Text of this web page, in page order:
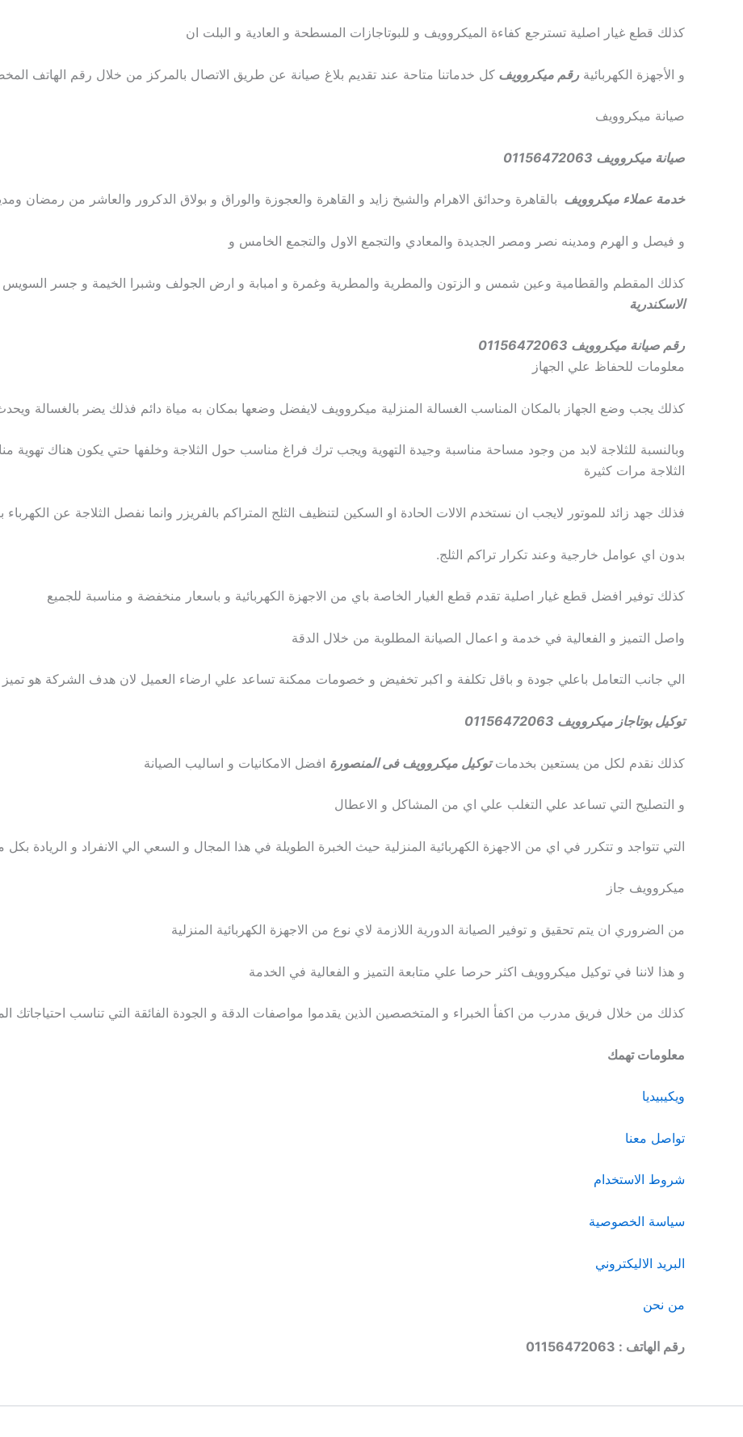
كذلك قطع غيار اصلية تسترجع كفاءة الميكروويف و للبوتاجازات المسطحة و العادية و البلت ان
و الأجهزة الكهربائية رقم ميكروويف كل خدماتنا متاحة عند تقديم بلاغ صيانة عن طريق الاتصال بالمركز من خلال رقم الهاتف
صيانة ميكروويف
صيانة ميكروويف 01156472063
خدمة عملاء ميكروويف بالقاهرة وحدائق الاهرام والشيخ زايد و القاهرة والعجوزة والوراق و بولاق الدكرور والعاشر من رمضان
و فيصل و الهرم ومدينه نصر ومصر الجديدة والمعادي والتجمع الاول والتجمع الخامس و
كذلك المقطم والقطامية وعين شمس و الزتون والمطرية والمطرية وغمرة و امبابة و ارض الجولف وشبرا الخيمة و جسر السويس
الاسكندرية
رقم صيانة ميكروويف 01156472063
معلومات للحفاظ علي الجهاز
كذلك يجب وضع الجهاز بالمكان المناسب الغسالة المنزلية ميكروويف لايفضل وضعها بمكان به مياة دائم فذلك يضر بالغسالة
وبالنسبة للثلاجة لابد من وجود مساحة مناسبة وجيدة التهوية ويجب ترك فراغ مناسب حول الثلاجة وخلفها حتي يكون هناك تهوية
الثلاجة مرات كثيرة
فذلك جهد زائد للموتور لايجب ان نستخدم الالات الحادة او السكين لتنظيف الثلج المتراكم بالفريزر وانما نفصل الثلاجة عن
بدون اي عوامل خارجية وعند تكرار تراكم الثلج.
كذلك توفير افضل قطع غيار اصلية تقدم قطع الغيار الخاصة باي من الاجهزة الكهربائية و باسعار منخفضة و مناسبة للجميع
واصل التميز و الفعالية في خدمة و اعمال الصيانة المطلوبة من خلال الدقة
الي جانب التعامل باعلي جودة و باقل تكلفة و اكبر تخفيض و خصومات ممكنة تساعد علي ارضاء العميل لان هدف الشركة هو تميز
توكيل بوتاجاز ميكروويف 01156472063
كذلك نقدم لكل من يستعين بخدماتتوكيل ميكروويف فى المنصورة افضل الامكانيات و اساليب الصيانة
و التصليح التي تساعد علي التغلب علي اي من المشاكل و الاعطال
التي تتواجد و تتكرر في اي من الاجهزة الكهربائية المنزلية حيث الخبرة الطويلة في هذا المجال و السعي الي الانفراد و الريادة
ميكروويف جاز
من الضروري ان يتم تحقيق و توفير الصيانة الدورية اللازمة لاي نوع من الاجهزة الكهربائية المنزلية
و هذا لاننا في توكيل ميكروويف اكثر حرصا علي متابعة التميز و الفعالية في الخدمة
كذلك من خلال فريق مدرب من اكفأ الخبراء و المتخصصين الذين يقدموا مواصفات الدقة و الجودة الفائقة التي تناسب احتياجاتك
معلومات تهمك
ويكيبيديا
تواصل معنا
شروط الاستخدام
سياسة الخصوصية
البريد الاليكتروني
من نحن
رقم الهاتف : 01156472063